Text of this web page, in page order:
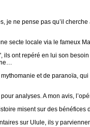
je ne pense pas qu’il
secte locale via le fameux
ont repéré en lui son
et de paranoïa,
analyses. A mon avis,
misent sur des
sur Ulule, ils y